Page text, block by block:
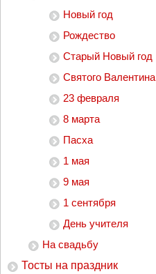
Новый год
Рождество
Старый Новый год
Святого Валентина
23 февраля
8 марта
Пасха
1 мая
9 мая
1 сентября
День учителя
На свадьбу
Тосты на праздник